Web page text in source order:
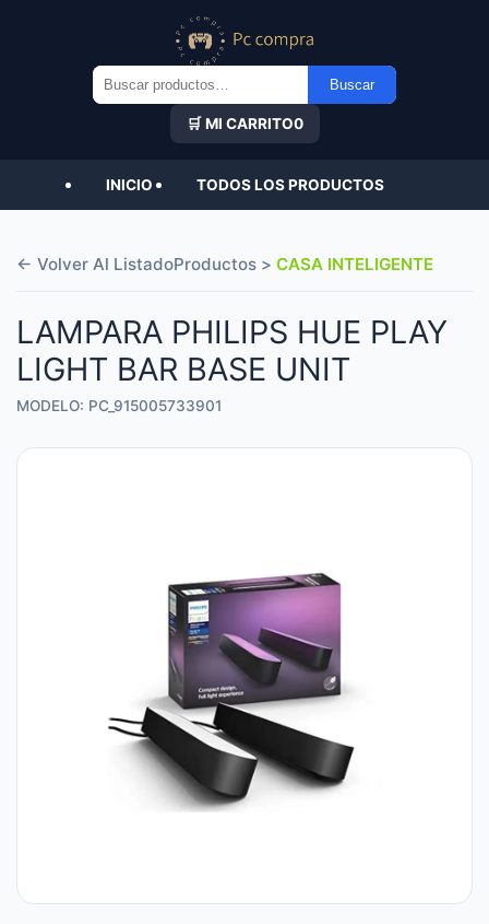
Buscar
por:
Buscar
🛒 MI CARRITO0
INICIO TODOS LOS PRODUCTOS
← Volver Al ListadoProductos > CASA INTELIGENTE
LAMPARA PHILIPS HUE PLAY
LIGHT BAR BASE UNIT
MODELO: PC_915005733901